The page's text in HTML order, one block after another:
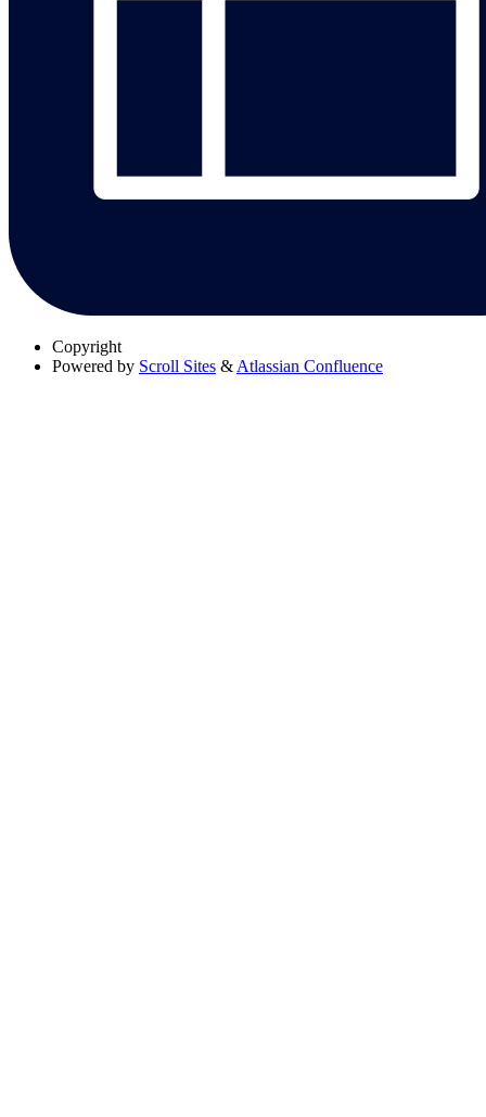
Copyright
Powered by Scroll Sites & Atlassian Confluence